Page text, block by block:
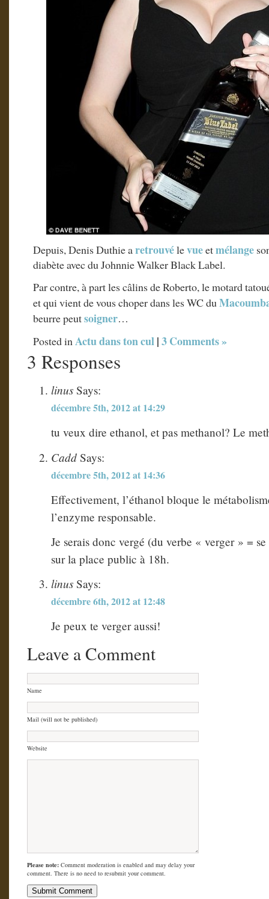
Depuis, Denis Duthie aretrouvélevueetmélange
diabète avec du Johnnie Walker Black Label.
Par contre, à part les câlins de Roberto, le motard
et qui vient de vous choper dans les WC du
beurre peutsoigner…
Posted inActu dans ton cul|3 Comments »
3 Responses
linus Says:
décembre 5th, 2012 at 14:29
tu veux dire ethanol, et pas methanol? Le
Cadd Says:
décembre 5th, 2012 at 14:36
Effectivement, l’éthanol bloque le
l’enzyme responsable.
Je serais donc vergé (du verbe « verger » =
sur la place public à 18h.
linus Says:
décembre 6th, 2012 at 12:48
Je peux te verger aussi!
Leave a Comment
Name
Mail (will not be published)
Website
Please note: Comment moderation is enabled and may delay your
comment. There is no need to resubmit your comment.